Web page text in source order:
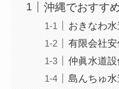
沖縄でおすす
おきなわ水
有限会社
仲眞水道設
島んちゅ水